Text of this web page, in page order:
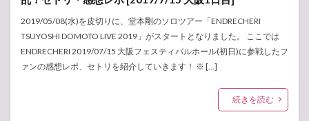
2019/05/08(水)を皮切りに、堂本剛のソロツアー「ENDRECHERI
TSUYOSHI DOMOTO LIVE 2019」がスタートとなりました。 ここでは
ENDRECHERI 2019/07/15 大阪フェスティバルホール(初日)に参戦したフ
ァンの感想レポ、セトリを紹介していきます！ ※ […]
続きを読む